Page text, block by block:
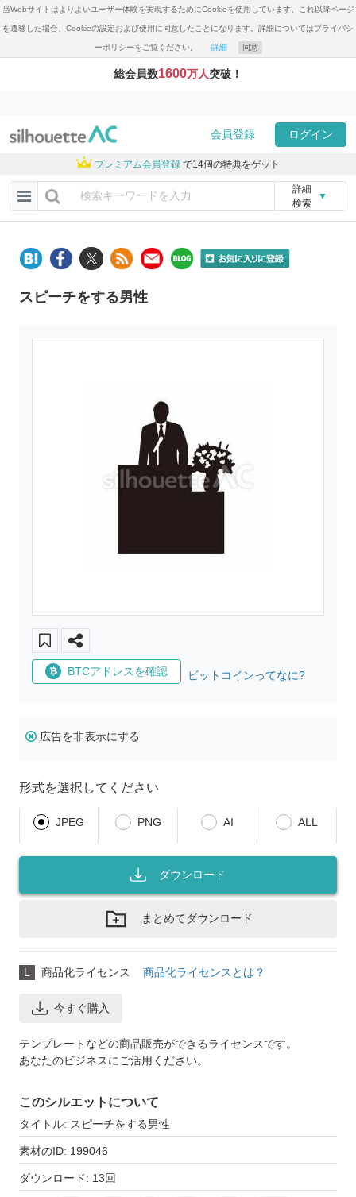
当Webサイトはよりよいユーザー体験を実現するためにCookieを使用しています。これ以降ページ
を遷移した場合、Cookieの設定および使用に同意したことになります。詳細についてはプライバシ
ーポリシーをご覧ください。 詳細 同意
総会員数1600万人突破！
会員登録 ログイン
プレミアム会員登録 で14個の特典をゲット
詳細
検索
▼
スピーチをする男性
BTCアドレスを確認 ビットコインってなに?
広告を非表示にする
形式を選択してください
JPEG PNG AI ALL
ダウンロード
まとめてダウンロード
L 商品化ライセンス 商品化ライセンスとは？
今すぐ購入
テンプレートなどの商品販売ができるライセンスです。
あなたのビジネスにご活用ください。
このシルエットについて
タイトル: スピーチをする男性
素材のID: 199046
ダウンロード: 13回